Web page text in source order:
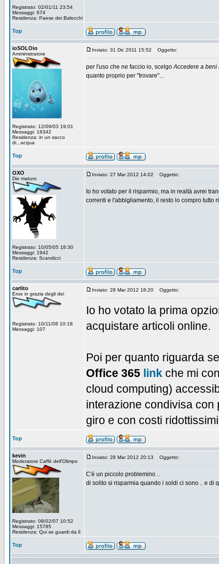
Registrato: 02/01/11 23:54
Messaggi: 674
Residenza: Paese dei Balocchi
Top
ioSOLOio
Amministratore
Registrato: 12/09/03 19:01
Messaggi: 16342
Residenza: in un sacco
di...acqua
Inviato: 31 Dic 2011 15:52 Oggetto:
per l'uso che ne faccio io, scelgoAccedere a
quanto proprio per "trovare"...
Top
OXO
Dio maturo
Registrato: 10/05/05 18:30
Messaggi: 1942
Residenza: Scandicci
Inviato: 27 Mar 2012 14:02 Oggetto:
Io ho votato per il risparmio, ma in realtà avrei
correnti e l'abbigliamento, il resto lo compro tutto
Top
carlito
Eroe in grazia degli dei
Registrato: 10/11/08 10:18
Messaggi: 107
Inviato: 28 Mar 2012 18:20 Oggetto:
Io ho votato la prima
acquistare articoli online.
Poi per quanto riguarda
Office 365 link che mi
cloud computing)
interazione condivisa con
giro e con costi
Top
kevin
Moderatore Caffè dell'Olimpo
Registrato: 08/02/07 10:52
Messaggi: 15785
Residenza: Qui se guardi da lì
Inviato: 28 Mar 2012 20:13 Oggetto:
C'è un piccolo problemino ..
di solito si risparmia quando i soldi ci sono .. e di
Top